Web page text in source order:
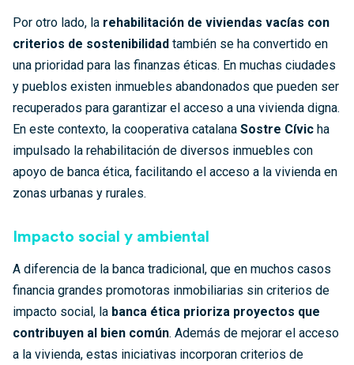
Por otro lado, la rehabilitación de viviendas vacías con
criterios de sostenibilidad también se ha convertido en
una prioridad para las finanzas éticas. En muchas ciudades
y pueblos existen inmuebles abandonados que pueden ser
recuperados para garantizar el acceso a una vivienda digna.
En este contexto, la cooperativa catalana Sostre Cívic ha
impulsado la rehabilitación de diversos inmuebles con
apoyo de banca ética, facilitando el acceso a la vivienda en
zonas urbanas y rurales.
Impacto social y ambiental
A diferencia de la banca tradicional, que en muchos casos
financia grandes promotoras inmobiliarias sin criterios de
impacto social, la banca ética prioriza proyectos que
contribuyen al bien común. Además de mejorar el acceso
a la vivienda, estas iniciativas incorporan criterios de